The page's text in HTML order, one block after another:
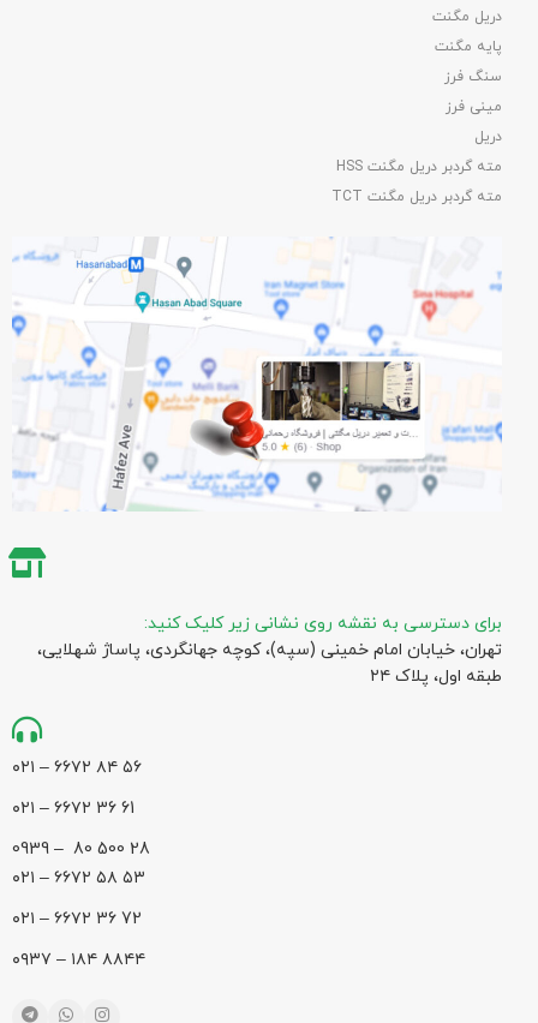
دریل مگنت
پایه مگنت
سنگ فرز
مینی فرز
دریل
مته گردبر دریل مگنت HSS
مته گردبر دریل مگنت TCT
برای دسترسی به نقشه روی نشانی زیر کلیک کنید:
تهران، خیابان امام خمینی (سپه)، کوچه جهانگردی،‌ پاساژ شهلایی،
طبقه اول، پلاک ۲۴
۵۶ ۸۴ ۶۶۷۲ – ۰۲۱
61 36 ۶۶۷۲ – ۰۲۱
28 500 80 – 0939
۵۳ ۵۸ ۶۶۷۲ – ۰۲۱
72 36 ۶۶۷۲ – ۰۲۱
۸۸۴۴ ۱۸۴ – ۰۹۳۷